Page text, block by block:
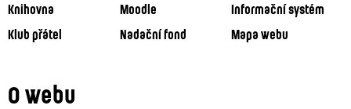
Knihovna
Moodle
Informační systém
Klub přátel
Nadační fond Mapa webu
O webu